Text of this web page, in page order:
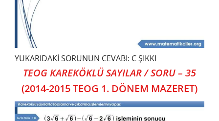
YUKARIDAKİ SORUNUN CEVABI: C ŞIKKI
TEOG KAREKÖKLÜ SAYILAR / SORU – 35
(2014-2015 TEOG 1. DÖNEM MAZERET)